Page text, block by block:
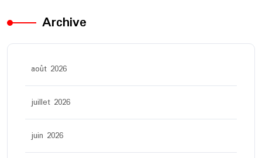
Archive
août 2026
juillet 2026
juin 2026